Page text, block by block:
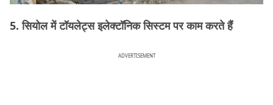
5. सियोल में टॉयलेट्स इलेक्टॉनिक सिस्टम पर काम करते हैं
ADVERTISEMENT